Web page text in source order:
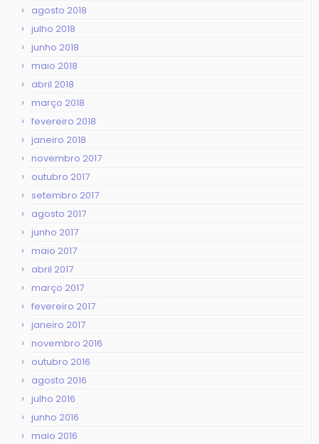
agosto 2018
julho 2018
junho 2018
maio 2018
abril 2018
março 2018
fevereiro 2018
janeiro 2018
novembro 2017
outubro 2017
setembro 2017
agosto 2017
junho 2017
maio 2017
abril 2017
março 2017
fevereiro 2017
janeiro 2017
novembro 2016
outubro 2016
agosto 2016
julho 2016
junho 2016
maio 2016